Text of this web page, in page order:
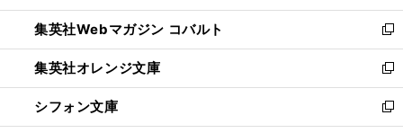
開
く
ウ
で
開
く
ン
ド
ウ
で
開
く
ウ
ィ
ン
ド
ウ
で
開
集英社Webマガジン コバルト
新
し
い
ウ
ィ
ン
集英社オレンジ文庫
新
し
い
ウ
シフォン文庫
新
し